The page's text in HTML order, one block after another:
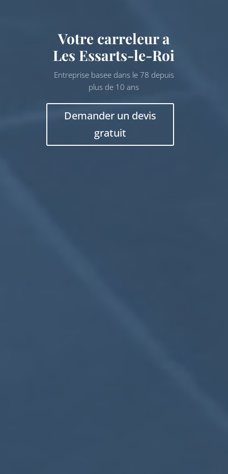
Votre carreleur a
Les Essarts-le-Roi
Entreprise basee dans le 78 depuis
plus de 10 ans
Demander un devis
gratuit